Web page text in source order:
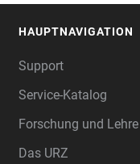
HAUPTNAVIGATION
Support
Service-Katalog
Forschung und Lehre
Das URZ